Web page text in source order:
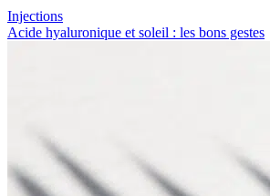
Injections
Acide hyaluronique et soleil : les bons gestes